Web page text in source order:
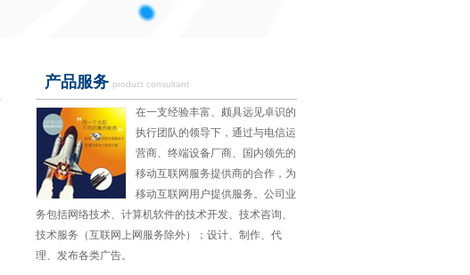
产品服务 product consultant
在一支经验丰富、颇具远见卓识的
执行团队的领导下，通过与电信运
营商、终端设备厂商、国内领先的
移动互联网服务提供商的合作，为
移动互联网用户提供服务。公司业
务包括网络技术、计算机软件的技术开发、技术咨询、
技术服务（互联网上网服务除外）；设计、制作、代
理、发布各类广告。